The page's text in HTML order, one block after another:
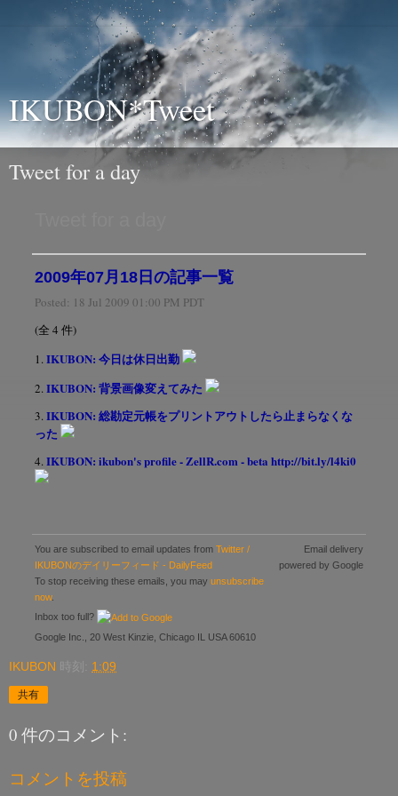
IKUBON*Tweet
Tweet for a day
2009年07月18日の記事一覧
Posted: 18 Jul 2009 01:00 PM PDT
(全 4 件)
1.IKUBON: 今日は休日出勤
2.IKUBON: 背景画像変えてみた
3.IKUBON: 総勘定元帳をプリントアウトしたら止まらなくな
った
4.IKUBON: ikubon's profile - ZellR.com - beta http://bit.ly/l4ki0
You are subscribed to email updates from Twitter /
IKUBONのデイリーフィード - DailyFeed
To stop receiving these emails, you may unsubscribe
now.
Email delivery
powered by Google
Inbox too full?
Google Inc., 20 West Kinzie, Chicago IL USA 60610
IKUBON 時刻: 1:09
共有
0 件のコメント:
コメントを投稿